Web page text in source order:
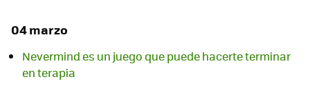
04 marzo
Nevermind es un juego que puede hacerte terminar